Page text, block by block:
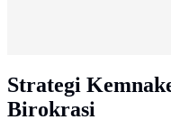
Strategi
Birokrasi